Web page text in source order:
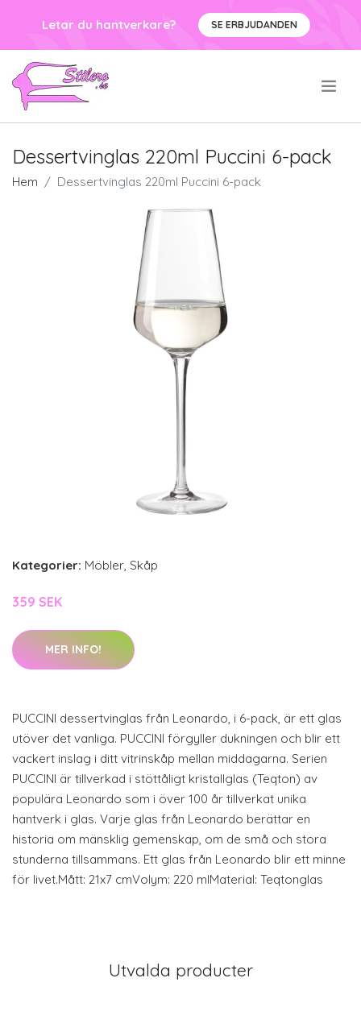
Letar du hantverkare? SE ERBJUDANDEN
Dessertvinglas 220ml Puccini 6-pack
Hem Dessertvinglas 220ml Puccini 6-pack
Kategorier: Möbler, Skåp
359 SEK
MER INFO!
PUCCINI dessertvinglas från Leonardo, i 6-pack, är ett glas
utöver det vanliga. PUCCINI förgyller dukningen och blir ett
vackert inslag i ditt vitrinskåp mellan middagarna. Serien
PUCCINI är tillverkad i stöttåligt kristallglas (Teqton) av
populära Leonardo som i över 100 år tillverkat unika
hantverk i glas. Varje glas från Leonardo berättar en
historia om mänsklig gemenskap, om de små och stora
stunderna tillsammans. Ett glas från Leonardo blir ett minne
för livet.Mått: 21x7 cmVolym: 220 mlMaterial: Teqtonglas
Utvalda producter